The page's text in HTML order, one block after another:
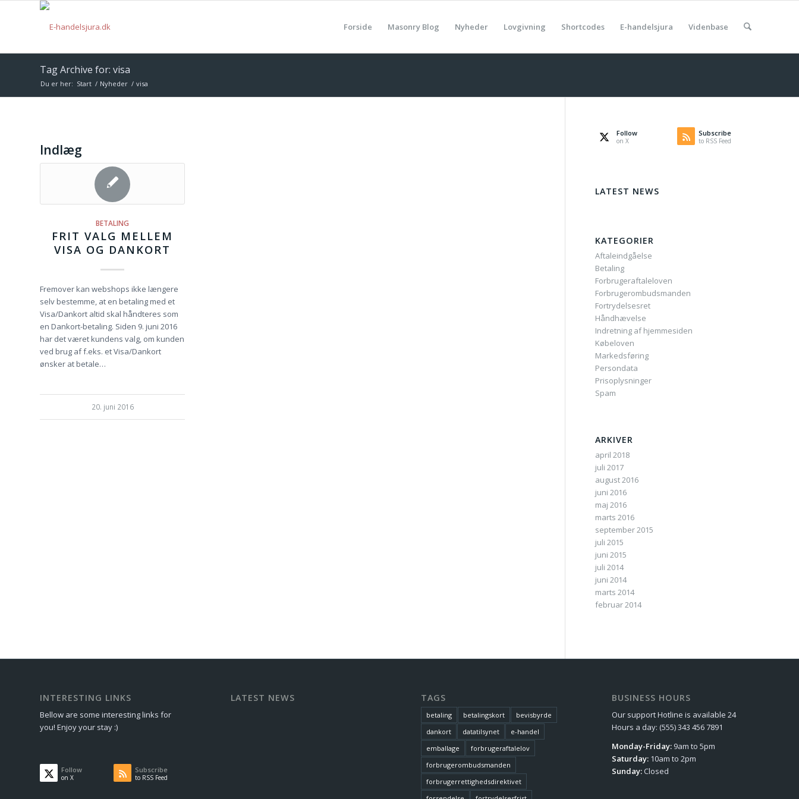
Forside Masonry Blog Nyheder Lovgivning Shortcodes E-handelsjura Videnbase
Tag Archive for: visa
Du er her: Start / Nyheder / visa
Indlæg
BETALING
FRIT VALG MELLEM
VISA OG DANKORT
Fremover kan webshops ikke længere
selv bestemme, at en betaling med et
Visa/Dankort altid skal håndteres som
en Dankort-betaling. Siden 9. juni 2016
har det været kundens valg, om kunden
ved brug af f.eks. et Visa/Dankort
ønsker at betale…
20. juni 2016
Follow
on X
Subscribe
to RSS Feed
LATEST NEWS
KATEGORIER
Aftaleindgåelse
Betaling
Forbrugeraftaleloven
Forbrugerombudsmanden
Fortrydelsesret
Håndhævelse
Indretning af hjemmesiden
Købeloven
Markedsføring
Persondata
Prisoplysninger
Spam
ARKIVER
april 2018
juli 2017
august 2016
juni 2016
maj 2016
marts 2016
september 2015
juli 2015
juni 2015
juli 2014
juni 2014
marts 2014
februar 2014
INTERESTING LINKS
Bellow are some interesting links for
you! Enjoy your stay :)
Follow
on X
Subscribe
to RSS Feed
LATEST NEWS TAGS
betaling betalingskort
bevisbyrde
dankort
datatilsynet
e-handel
emballage
forbrugeraftalelov
forbrugerombudsmanden
forbrugerrettighedsdirektivet
BUSINESS HOURS
Our support Hotline is available 24
Hours a day: (555) 343 456 7891
Monday-Friday: 9am to 5pm
Saturday: 10am to 2pm
Sunday:Closed